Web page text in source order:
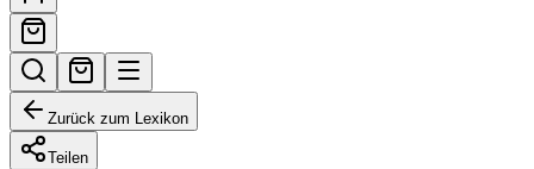
Zurück zum Lexikon
Teilen